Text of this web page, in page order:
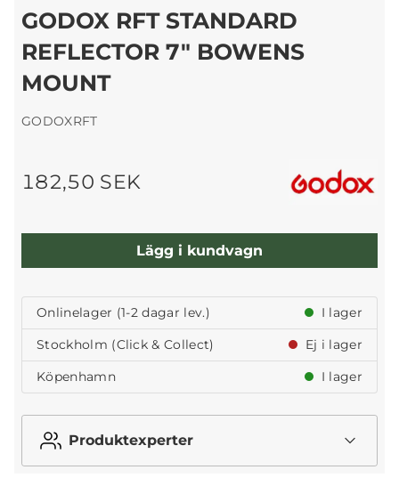
GODOX RFT STANDARD
REFLECTOR 7" BOWENS
MOUNT
GODOXRFT
182,50 SEK
Lägg i kundvagn
Onlinelager (1-2 dagar lev.)
I lager
Stockholm (Click & Collect)
Ej i lager
Köpenhamn
I lager
Produktexperter